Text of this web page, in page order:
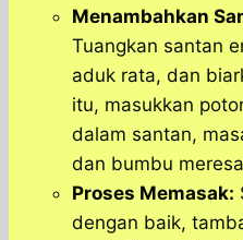
Menambahkan
Tuangkan santan
aduk rata, dan
itu, masukkan
dalam santan,
dan bumbu
Proses Memasak:
dengan baik,